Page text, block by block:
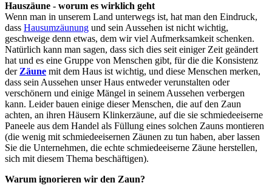
Hauszäune - worum es wirklich geht
Wenn man in unserem Land unterwegs ist, hat man den Eindruck,
dass Hausumzäunung und sein Aussehen ist nicht wichtig,
geschweige denn etwas, dem wir viel Aufmerksamkeit schenken.
Natürlich kann man sagen, dass sich dies seit einiger Zeit geändert
hat und es eine Gruppe von Menschen gibt, für die die Konsistenz
der Zäune mit dem Haus ist wichtig, und diese Menschen merken,
dass sein Aussehen unser Haus entweder verunstalten oder
verschönern und einige Mängel in seinem Aussehen verbergen
kann. Leider bauen einige dieser Menschen, die auf den Zaun
achten, an ihren Häusern Klinkerzäune, auf die sie schmiedeeiserne
Paneele aus dem Handel als Füllung eines solchen Zauns montieren
(die wenig mit schmiedeeisernen Zäunen zu tun haben, aber lassen
Sie die Unternehmen, die echte schmiedeeiserne Zäune herstellen,
sich mit diesem Thema beschäftigen).
Warum ignorieren wir den Zaun?